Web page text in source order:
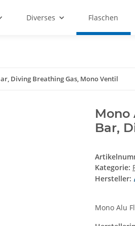
Diverses Flaschen
Diving Breathing Gas, Mono Ventil
Mono
Bar,
Kategorie:
Hersteller:
Mono Alu